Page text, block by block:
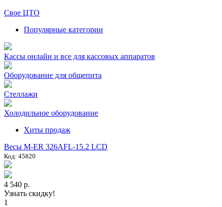
Свое ЦТО
Популярные категории
Кассы онлайн и все для кассовых аппаратов
Оборудование для общепита
Стеллажи
Холодильное оборудование
Хиты продаж
Весы M-ER 326AFL-15.2 LCD
Код: 45820
4 540 р.
Узнать скидку!
1